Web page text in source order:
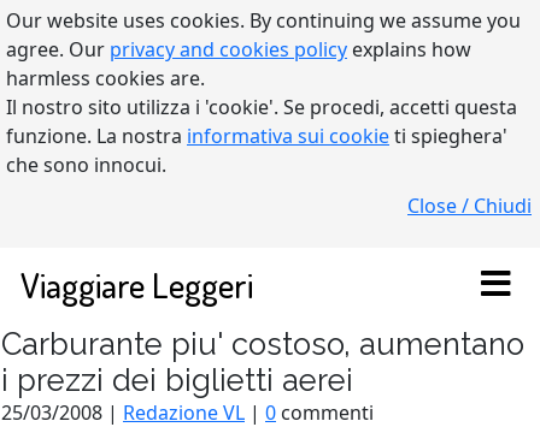
Our website uses cookies. By continuing we assume you
agree. Our privacy and cookies policy explains how
harmless cookies are.
Il nostro sito utilizza i 'cookie'. Se procedi, accetti questa
funzione. La nostra informativa sui cookieti spieghera'
che sono innocui.
Close / Chiudi
Viaggiare Leggeri
Carburante piu' costoso, aumentano
i prezzi dei biglietti aerei
25/03/2008 | Redazione VL | 0 commenti